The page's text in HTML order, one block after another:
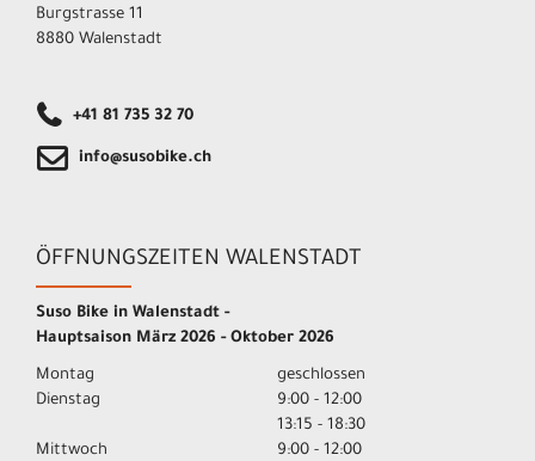
Burgstrasse 11
8880 Walenstadt
+41 81 735 32 70
info@susobike.ch
ÖFFNUNGSZEITEN WALENSTADT
Suso Bike in Walenstadt -
Hauptsaison März 2026 - Oktober 2026
Montag
geschlossen
Dienstag
9:00 - 12:00
13:15 - 18:30
Mittwoch
9:00 - 12:00